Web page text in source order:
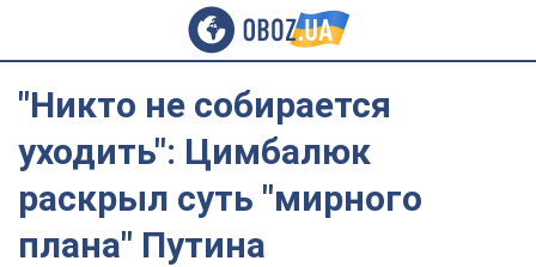
"Никто не собирается
уходить": Цимбалюк
раскрыл суть "мирного
плана" Путина